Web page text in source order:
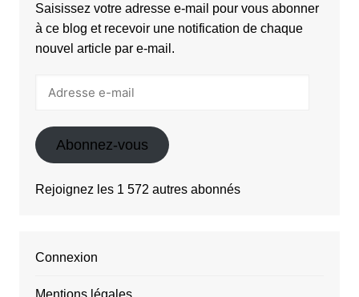
Saisissez votre adresse e-mail pour vous abonner
à ce blog et recevoir une notification de chaque
nouvel article par e-mail.
Abonnez-vous
Rejoignez les 1 572 autres abonnés
Connexion